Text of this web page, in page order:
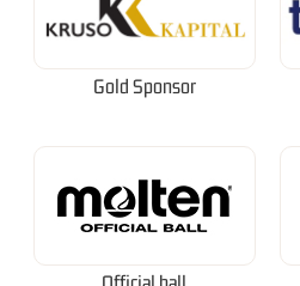
Gold Sponsor